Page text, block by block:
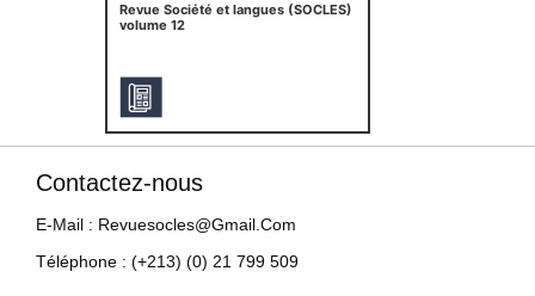
Revue Société et langues (SOCLES)
volume 12
Contactez-nous
E-Mail : Revuesocles@gmail.com
Téléphone : (+213) (0) 21 799 509